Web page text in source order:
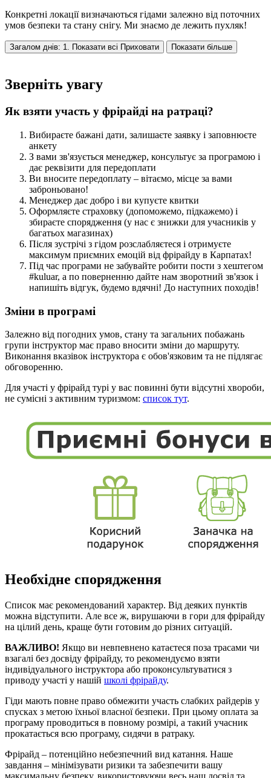
Конкретні локації визначаються гідами залежно від поточних
умов безпеки та стану снігу. Ми знаємо де лежить пухляк!
Загалом днів: 1. Показати всі Приховати Показати більше
Зверніть увагу
Як взяти участь у фрірайді на ратраці?
Вибираєте бажані дати, залишаєте заявку і заповнюєте
анкету
З вами зв'язується менеджер, консультує за програмою і
дає реквізити для передоплати
Ви вносите передоплату – вітаємо, місце за вами
заброньовано!
Менеджер дає добро і ви купуєте квитки
Оформляєте страховку (допоможемо, підкажемо) і
збираєте спорядження (у нас є знижки для учасників у
багатьох магазинах)
Після зустрічі з гідом розслабляєтеся і отримуєте
максимум приємних емоцій від фрірайду в Карпатах!
Під час програми не забувайте робити пости з хештегом
#kuluar, а по поверненню дайте нам зворотний зв'язок і
напишіть відгук, будемо вдячні! До наступних походів!
Зміни в програмі
Залежно від погодних умов, стану та загальних побажань
групи інструктор має право вносити зміни до маршруту.
Виконання вказівок інструктора є обов'язковим та не підлягає
обговоренню.
Для участі у фрірайд турі у вас повинні бути відсутні хвороби,
не сумісні з активним туризмом: список тут.
Необхідне спорядження
Список має рекомендований характер. Від деяких пунктів
можна відступити. Але все ж, вирушаючи в гори для фрірайду
на цілий день, краще бути готовим до різних ситуацій.
ВАЖЛИВО! Якщо ви невпевнено катаєтеся поза трасами чи
взагалі без досвіду фрірайду, то рекомендуємо взяти
індивідуального інструктора або проконсультуватися з
приводу участі у нашій школі фрірайду.
Гіди мають повне право обмежити участь слабких райдерів у
спусках з метою їхньої власної безпеки. При цьому оплата за
програму проводиться в повному розмірі, а такий учасник
прокатається всю програму, сидячи в ратраку.
Фрірайд – потенційно небезпечний вид катання. Наше
завдання – мінімізувати ризики та забезпечити вашу